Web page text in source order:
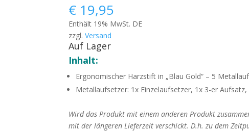
€ 19,95
Enthält 19% MwSt. DE
zzgl.Versand
Auf Lager
Inhalt:
Ergonomischer Harzstift in „Blau Gold“ – 5
Metallaufsetzer: 1x Einzelaufsetzer, 1x 3-er
Wird das Produkt mit einem anderen Produkt
mit der längeren Lieferzeit verschickt. D.h. zu dem